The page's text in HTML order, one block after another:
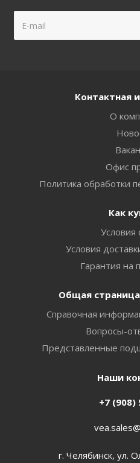
Контактная
О
Офис
Политика обработки
Как
Условия
Условия
Гарантия на
Общая
Справочная
Вопросы-
Представленные
Наши
+7 (908)
г. Челябинск, ул.